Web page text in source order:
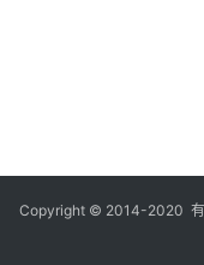
Copyright © 2014-2020 有